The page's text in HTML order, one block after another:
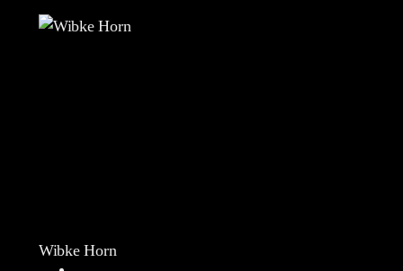
Wibke Horn